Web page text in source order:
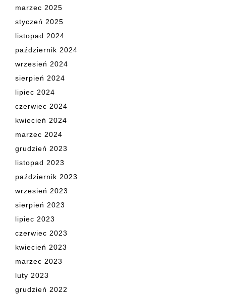
marzec 2025
styczeń 2025
listopad 2024
październik 2024
wrzesień 2024
sierpień 2024
lipiec 2024
czerwiec 2024
kwiecień 2024
marzec 2024
grudzień 2023
listopad 2023
październik 2023
wrzesień 2023
sierpień 2023
lipiec 2023
czerwiec 2023
kwiecień 2023
marzec 2023
luty 2023
grudzień 2022